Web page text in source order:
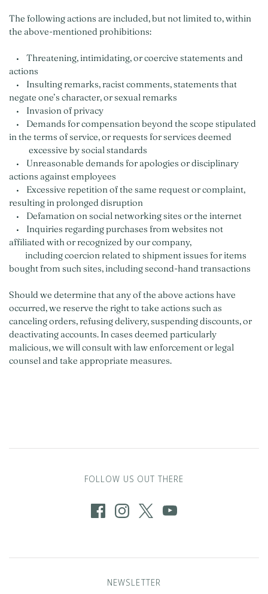
The following actions are included, but not limited to, within
the above-mentioned prohibitions:
• Threatening, intimidating, or coercive statements and
actions
• Insulting remarks, racist comments, statements that
negate one’s character, or sexual remarks
• Invasion of privacy
• Demands for compensation beyond the scope stipulated
in the terms of service, or requests for services deemed
excessive by social standards
• Unreasonable demands for apologies or disciplinary
actions against employees
• Excessive repetition of the same request or complaint,
resulting in prolonged disruption
• Defamation on social networking sites or the internet
• Inquiries regarding purchases from websites not
affiliated with or recognized by our company,
including coercion related to shipment issues for items
bought from such sites, including second-hand transactions
Should we determine that any of the above actions have
occurred, we reserve the right to take actions such as
canceling orders, refusing delivery, suspending discounts, or
deactivating accounts. In cases deemed particularly
malicious, we will consult with law enforcement or legal
counsel and take appropriate measures.
FOLLOW US OUT THERE
NEWSLETTER